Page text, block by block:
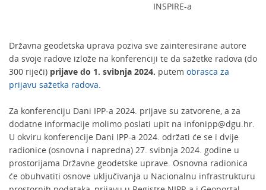
INSPIRE-a
Državna geodetska uprava poziva sve zainteresirane autore
da svoje radove izlože na konferenciji te da sažetke radova (do
300 riječi) prijave do 1. svibnja 2024. putem obrasca za
prijavu sažetka radova.
Za konferenciju Dani IPP-a 2024. prijave su zatvorene, a za
dodatne informacije molimo poslati upit na infonipp@dgu.hr.
U okviru konferencije Dani IPP-a 2024. održati će se i dvije
radionice (osnovna i napredna) 27. svibnja 2024. godine u
prostorijama Državne geodetske uprave. Osnovna radionica
će obuhvatiti osnove uključivanja u Nacionalnu infrastrukturu